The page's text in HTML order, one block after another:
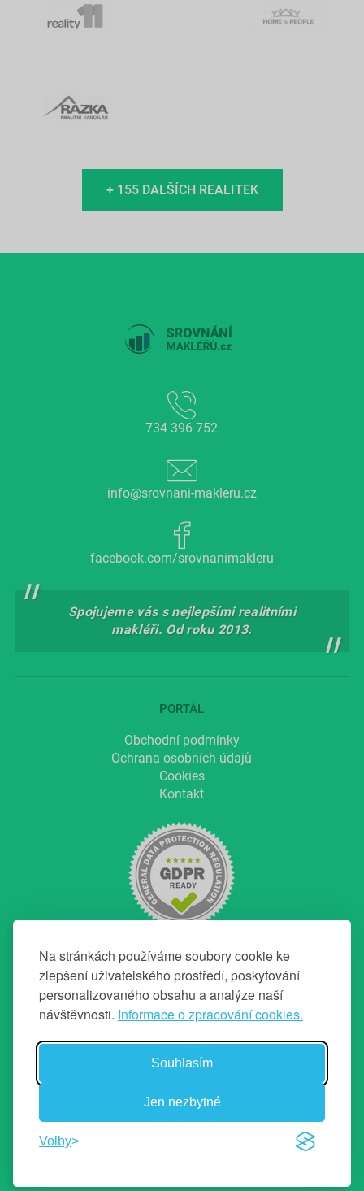
Na stránkách používáme soubory cookie ke
zlepšení uživatelského prostředí, poskytování
personalizovaného obsahu a analýze naší
návštěvnosti. Informace o zpracování cookies.
Souhlasím
Jen nezbytné
Volby
+ 155 DALŠÍCH REALITEK
734 396 752
info@srovnani-makleru.cz
facebook.com/srovnanimakleru
Spojujeme vás s nejlepšími realitními
makléři. Od roku 2013.
PORTÁL
Obchodní podmínky
Ochrana osobních údajů
Cookies
Kontakt
NAVIGACE
O projektu
Chci top makléře
Průvodce prodejem
Realitní poradna